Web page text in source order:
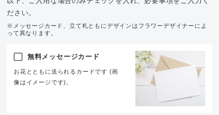
ださい。
※メッセージカード、立て札ともにデザインはフラワーデザイナーによ
って異なります。
無料メッセージカード
お花とともに送られるカードです (画
像はイメージです)。